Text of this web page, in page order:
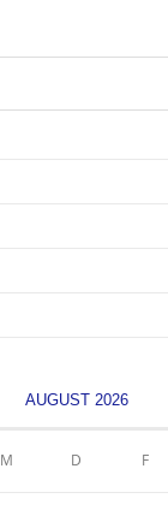
AUGUST 2026
M D F